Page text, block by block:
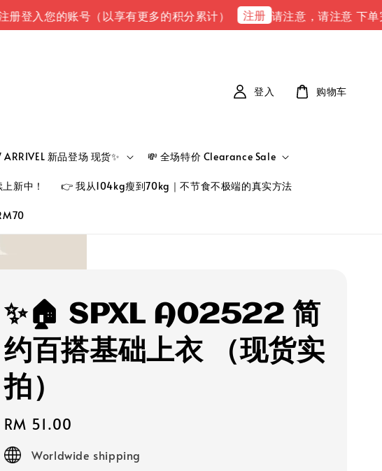
的账号（以享有更多的积分累计） 注册 请注意，请注意 下单完成
ARRIVEL 新品登场 现货✨ 💸 全场特价 Clearance Sale
新中！ 👉 我从104kg瘦到70kg｜不节食不极端的真实方法
登入 购物车
✨🏠 SPXL A02522 简
约百搭基础上衣 （现货实
拍）
Regular
price
RM 51.00
Worldwide shipping